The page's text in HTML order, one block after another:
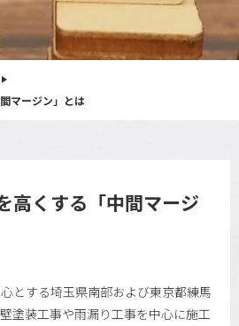
マージン」とは
高くする「中間マージ
とする埼玉県南部および東京都練馬
塗装工事や雨漏り工事を中心に施工